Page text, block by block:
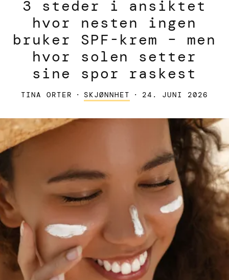
3 steder i ansiktet
hvor nesten ingen
bruker SPF-krem – men
hvor solen setter
sine spor raskest
TINA ORTER · SKJØNNHET · 24. JUNI 2026